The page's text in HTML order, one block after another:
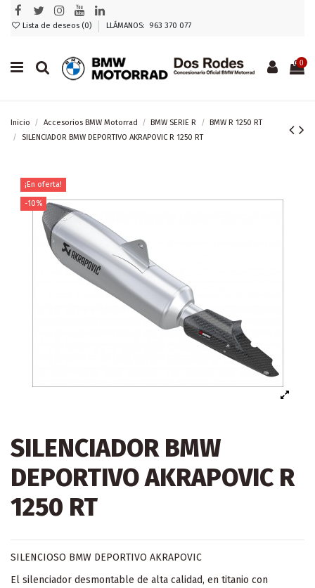
Lista de deseos (0) LLÁMANOS: 963 370 077
0
Inicio Accesorios BMW Motorrad BMW SERIE R
BMW R 1250 RT
SILENCIADOR BMW DEPORTIVO AKRAPOVIC R 1250 RT
¡En oferta!
-10%
SILENCIADOR BMW
DEPORTIVO AKRAPOVIC R
1250 RT
SILENCIOSO BMW DEPORTIVO AKRAPOVIC
El silenciador desmontable de alta calidad, en titanio con